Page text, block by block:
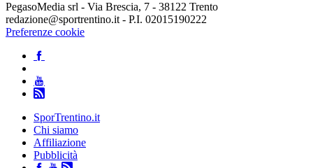
PegasoMedia srl - Via Brescia, 7 - 38122 Trento
redazione@sportrentino.it - P.I. 02015190222
Preferenze cookie
SporTrentino.it
Chi siamo
Affiliazione
Pubblicità